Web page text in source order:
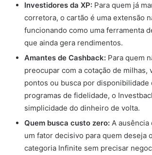
Investidores da XP: Para quem já
corretora, o cartão é uma extensão
funcionando como uma ferramenta
que ainda gera rendimentos.
Amantes de Cashback: Para quem
preocupar com a cotação de milhas,
pontos ou busca por disponibilidade
programas de fidelidade, o
simplicidade do dinheiro de volta.
Quem busca custo zero: A ausência
um fator decisivo para quem deseja
categoria Infinite sem precisar